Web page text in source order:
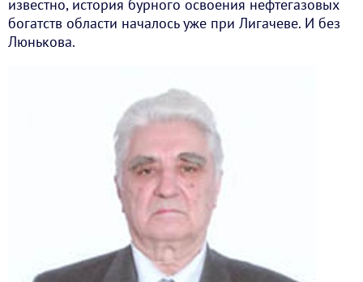
известно, история бурного освоения нефтегазовых
богатств области началось уже при Лигачеве. И без
Люнькова.